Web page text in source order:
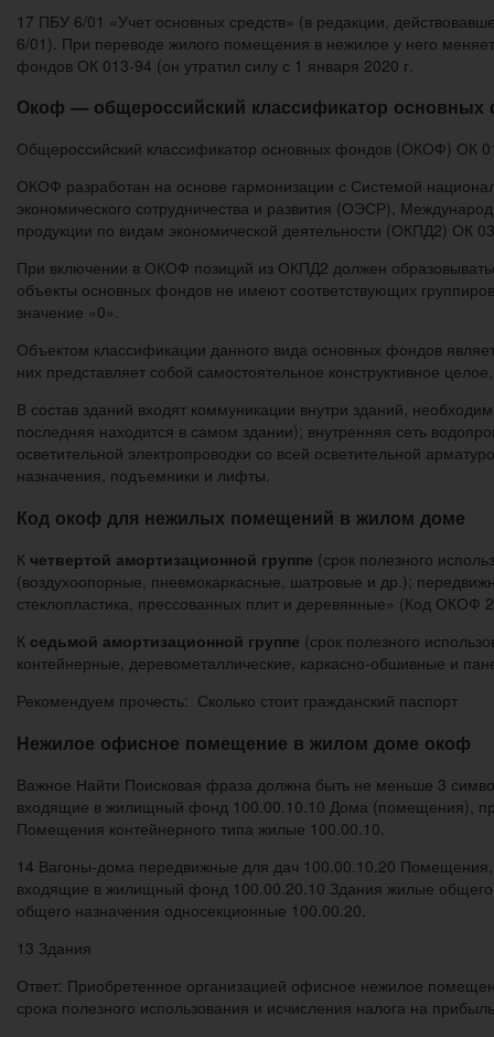
17 ПБУ 6/01 «Учет основных средств» (в редакции,
6/01). При переводе жилого помещения в нежилое у него
фондов ОК 013-94 (он утратил силу с 1 января 2020 г.
Окоф — общероссийский классификатор основных
Общероссийский классификатор основных фондов (ОКОФ) ОК
ОКОФ разработан на основе гармонизации с Системой
экономического сотрудничества и развития (ОЭСР),
продукции по видам экономической деятельности (ОКПД2) ОК
При включении в ОКОФ позиций из ОКПД2 должен
объекты основных фондов не имеют соответствующих
значение «0».
Объектом классификации данного вида основных фондов
них представляет собой самостоятельное конструктивное
В состав зданий входят коммуникации внутри зданий,
последняя находится в самом здании); внутренняя сеть
осветительной электропроводки со всей осветительной
назначения, подъемники и лифты.
Код окоф для нежилых помещений в жилом доме
К четвертой амортизационной группе (срок полезного
(воздухоопорные, пневмокаркасные, шатровые и др.);
стеклопластика, прессованных плит и деревянные» (Код ОКОФ
К седьмой амортизационной группе (срок полезного
контейнерные, деревометаллические, каркасно-обшивные и
Рекомендуем прочесть: Сколько стоит гражданский паспорт
Нежилое офисное помещение в жилом доме окоф
Важное Найти Поисковая фраза должна быть не меньше 3
входящие в жилищный фонд 100.00.10.10 Дома (помещения),
Помещения контейнерного типа жилые 100.00.10.
14 Вагоны-дома передвижные для дач 100.00.10.20
входящие в жилищный фонд 100.00.20.10 Здания жилые
общего назначения односекционные 100.00.20.
13 Здания
Ответ: Приобретенное организацией офисное нежилое
срока полезного использования и исчисления налога на